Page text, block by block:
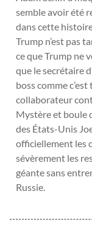
semble avoir été
dans cette
Trump n’est pas
ce que Trump ne
que le secrétaire
boss comme
collaborateur
Mystère et boule
des États-Unis
officiellement les
sévèrement les
géante sans
Russie.